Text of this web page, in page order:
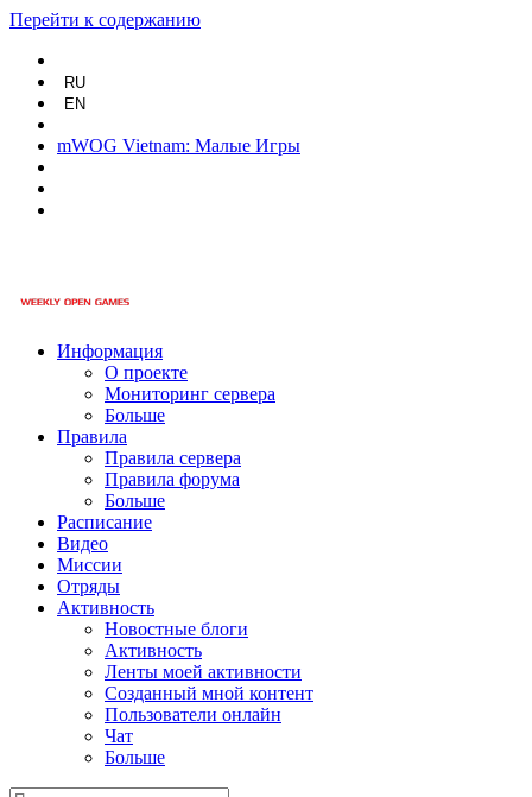
Перейти к содержанию
RU
EN
mWOG Vietnam: Малые Игры
Информация
О проекте
Мониторинг сервера
Больше
Правила
Правила сервера
Правила форума
Больше
Расписание
Видео
Миссии
Отряды
Активность
Новостные блоги
Активность
Ленты моей активности
Созданный мной контент
Пользователи онлайн
Чат
Больше